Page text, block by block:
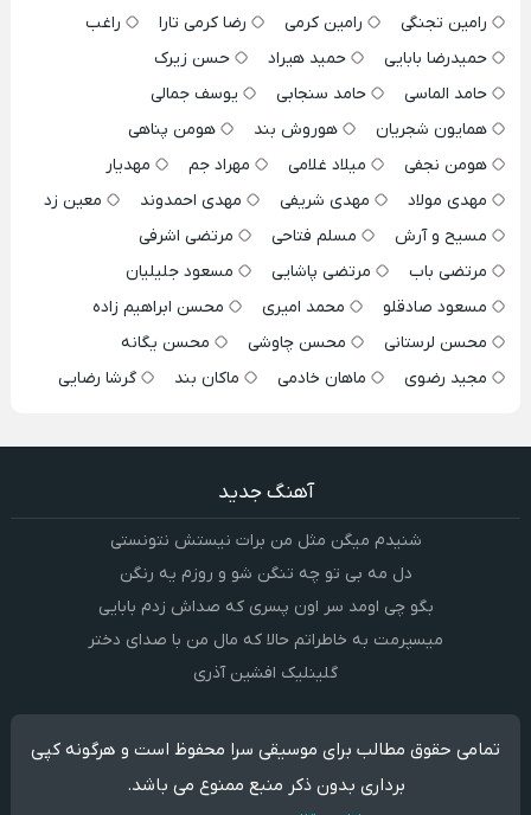
رامین تجنگی
رامین کرمی رضا کرمی تارا
راغب
حمیدرضا بابایی
حمید هیراد
حسن زیرک
حامد الماسی
حامد سنجابی
یوسف جمالی
همایون شجریان
هوروش بند
هومن پناهی
هومن نجفی
میلاد غلامی مهراد جم
مهدیار
مهدی مولاد
مهدی شریفی مهدی احمدوند
معین زد
مسیح و آرش
مسلم فتاحی
مرتضی اشرفی
مرتضی باب
مرتضی پاشایی
مسعود جلیلیان
مسعود صادقلو
محمد امیری
محسن ابراهیم زاده
محسن لرستانی
محسن چاوشی
محسن یگانه
مجید رضوی
ماهان خادمی ماکان بند گرشا رضایی
آهنگ جدید
شنیدم میگن مثل من برات نیستش نتونستی
دل مه بی تو چه تنگن شو و روزم یه رنگن
بگو چی اومد سر اون پسری که صداش زدم بابایی
میسپرمت به خاطراتم حالا که مال من با صدای دختر
گلینلیک افشین آذری
تمامی حقوق مطالب برای موسیقی سرا محفوظ است و هرگونه کپی
برداری بدون ذکر منبع ممنوع می باشد.